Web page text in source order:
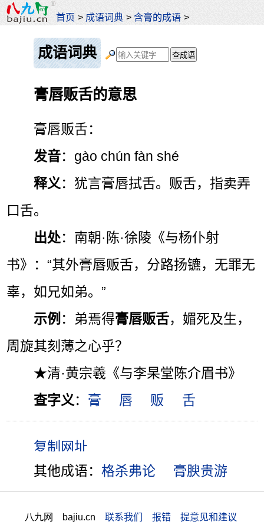
首页 > 成语词典 >含膏的成语 >
成语词典
膏唇贩舌的意思
膏唇贩舌：
发音：gào chún fàn shé
释义 ：犹言膏唇拭舌。贩舌，指卖弄
口舌。
出处：南朝·陈·徐陵《与杨仆射
书》：“其外膏唇贩舌，分路扬镳，无罪无
辜，如兄如弟。”
示例 ：弟焉得膏唇贩舌，媚死及生，
周旋其刻薄之心乎？
★清·黄宗羲《与李杲堂陈介眉书》
查字义 ： 膏 唇 贩 舌
其他成语：格杀弗论 膏腴贵游
八九网 bajiu.cn 联系我们 报错 提意见和建议